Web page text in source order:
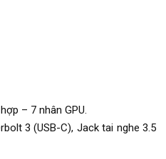
– 7 nhân GPU.
3 (USB-C), Jack tai nghe 3.5